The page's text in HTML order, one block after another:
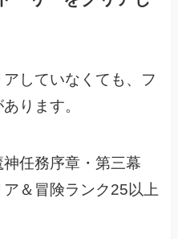
していなくても、フ
ります。
神任務序章・第三幕
ア＆冒険ランク25以上